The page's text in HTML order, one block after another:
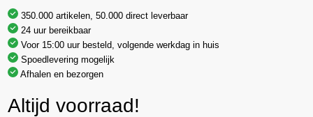
350.000 artikelen, 50.000 direct leverbaar
24 uur bereikbaar
Voor 15:00 uur besteld, volgende werkdag in huis
Spoedlevering mogelijk
Afhalen en bezorgen
Altijd voorraad!